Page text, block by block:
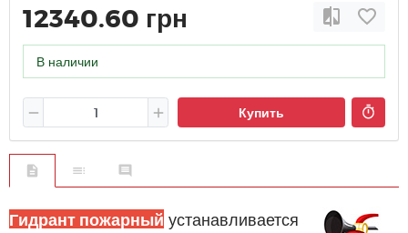
12340.60 грн
В наличии
Купить
Гидрант пожарный устанавливается